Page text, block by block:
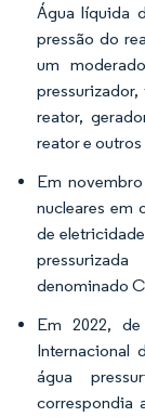
Água líquida
pressão do
um
reator,
reator e
Em
nucleares em
de
denominado
Em 2022,
Internacional
água
correspondia